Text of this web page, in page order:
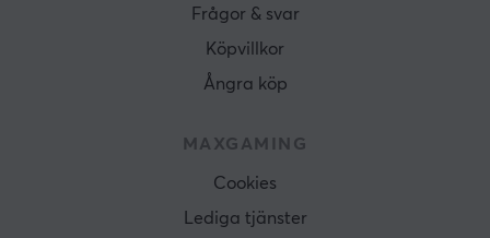
Frågor & svar
Köpvillkor
Ångra köp
MAXGAMING
Cookies
Lediga tjänster